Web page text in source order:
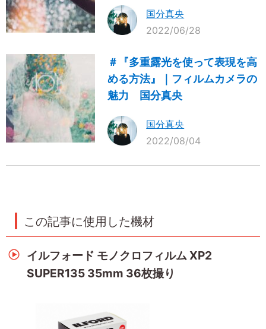
国分真央
2022/06/28
＃『多重露光を使って表現を高
める方法』｜フィルムカメラの
魅力 国分真央
国分真央
2022/08/04
この記事に使用した機材
イルフォード モノクロフィルム XP2
SUPER135 35mm 36枚撮り